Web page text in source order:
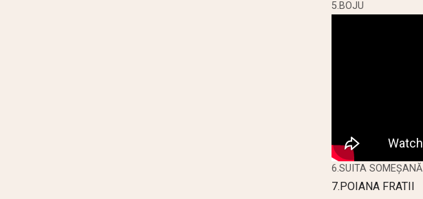
5.BOJU
6.SUITA SOMEŞANĂ
7.POIANA FRATII